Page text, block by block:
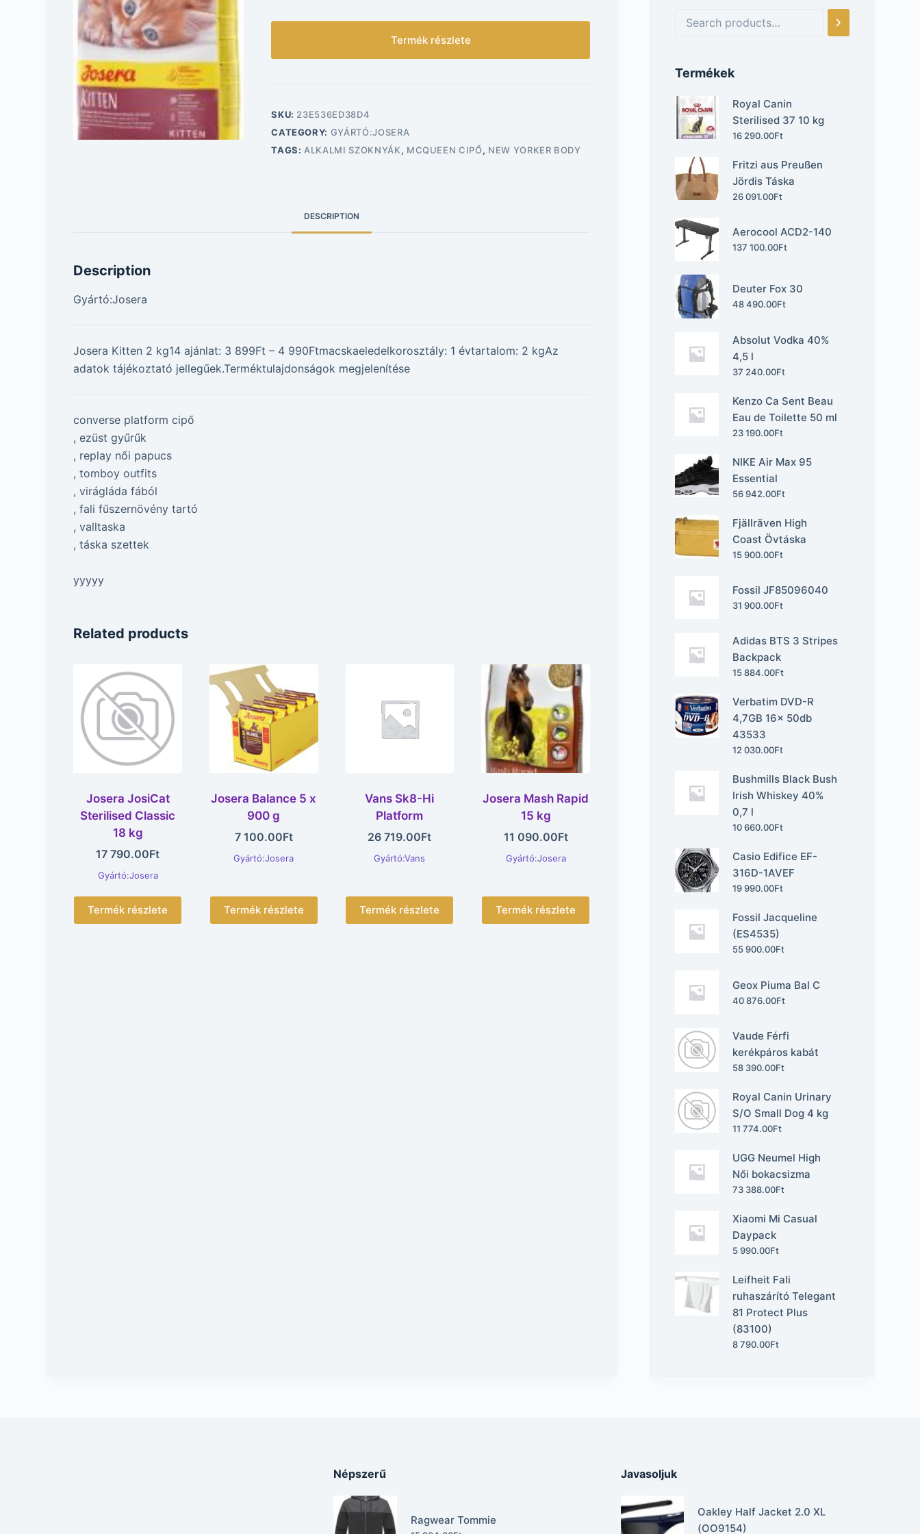
Termék részlete
SKU: 23E536ED38D4
CATEGORY: GYÁRTÓ:JOSERA
TAGS:ALKALMI SZOKNYÁK, MCQUEEN CIPŐ, NEW YORKER BODY
DESCRIPTION
Description
Gyártó:Josera
Josera Kitten 2 kg14 ajánlat: 3 899Ft – 4 990Ftmacskaeledelkorosztály: 1 évtartalom: 2 kgAz
adatok tájékoztató jellegűek.Terméktulajdonságok megjelenítése
converse platform cipő
, ezüst gyűrűk
, replay női papucs
, tomboy outfits
, virágláda fából
, fali fűszernövény tartó
, valltaska
, táska szettek
yyyyy
Related products
Josera JosiCat
Sterilised Classic
18 kg
17 790.00Ft
Gyártó:Josera
Termék részlete
Josera Balance 5 x
900 g
7 100.00Ft
Gyártó:Josera
Termék részlete
Vans Sk8-Hi
Platform
26 719.00Ft
Gyártó:Vans
Termék részlete
Josera Mash Rapid
15 kg
11 090.00Ft
Gyártó:Josera
Termék részlete
Termékek
Royal Canin
Sterilised 37 10 kg
16 290.00Ft
Fritzi aus Preußen
Jördis Táska
26 091.00Ft
Aerocool ACD2-140
137 100.00Ft
Deuter Fox 30
48 490.00Ft
Absolut Vodka 40%
4,5 l
37 240.00Ft
Kenzo Ca Sent Beau
Eau de Toilette 50 ml
23 190.00Ft
NIKE Air Max 95
Essential
56 942.00Ft
Fjällräven High
Coast Övtáska
15 900.00Ft
Fossil JF85096040
31 900.00Ft
Adidas BTS 3 Stripes
Backpack
15 884.00Ft
Verbatim DVD-R
4,7GB 16x 50db
43533
12 030.00Ft
Bushmills Black Bush
Irish Whiskey 40%
0,7 l
10 660.00Ft
Casio Edifice EF-
316D-1AVEF
19 990.00Ft
Fossil Jacqueline
(ES4535)
55 900.00Ft
Geox Piuma Bal C
40 876.00Ft
Vaude Férfi
kerékpáros kabát
58 390.00Ft
Royal Canin Urinary
S/O Small Dog 4 kg
11 774.00Ft
UGG Neumel High
Női bokacsizma
73 388.00Ft
Xiaomi Mi Casual
Daypack
5 990.00Ft
Leifheit Fali
ruhaszárító Telegant
81 Protect Plus
(83100)
8 790.00Ft
Népszerű
Ragwear Tommie
Javasoljuk
Oakley Half Jacket 2.0 XL
(OO9154)